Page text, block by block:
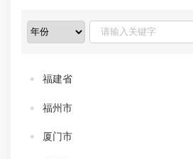
福建省
福州市
厦门市